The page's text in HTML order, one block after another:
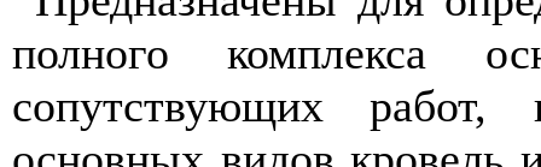
полного комплекса
сопутствующих работ,